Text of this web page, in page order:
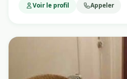
Voir le profil Appeler